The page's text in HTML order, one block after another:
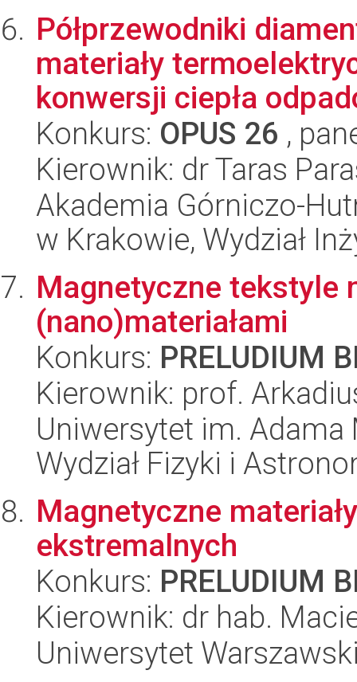
Półprzewodniki
materiały
konwersji ciepła
Konkurs: OPUS 26 ,
Kierownik: dr Taras
Akademia Górniczo-
w Krakowie, Wydział
Magnetyczne tekstyle
(nano)materiałami
Konkurs: PRELUDIUM
Kierownik: prof.
Uniwersytet im.
Wydział Fizyki i
Magnetyczne
ekstremalnych
Konkurs: PRELUDIUM
Kierownik: dr hab.
Uniwersytet